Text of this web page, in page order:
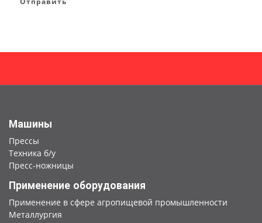
Машины
Прессы
Техника б/у
Пресс-ножницы
Применение оборудования
Применение в сфере агропищевой промышленности
Металлургия